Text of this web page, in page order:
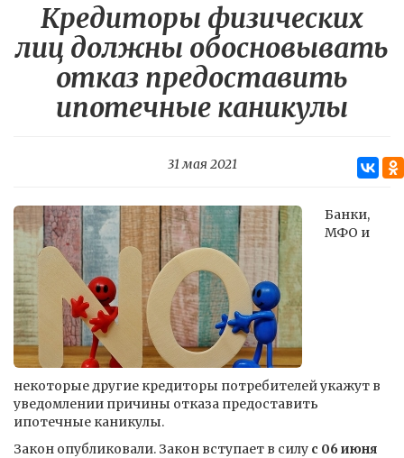
Кредиторы физических
лиц должны обосновывать
отказ предоставить
ипотечные каникулы
31 мая 2021
Банки,
МФО и
некоторые другие кредиторы потребителей укажут в
уведомлении причины отказа предоставить
ипотечные каникулы.
Закон опубликовали. Закон вступает в силу с 06 июня